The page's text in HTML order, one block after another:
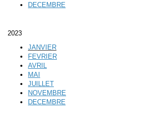
DECEMBRE
2023
JANVIER
FEVRIER
AVRIL
MAI
JUILLET
NOVEMBRE
DECEMBRE